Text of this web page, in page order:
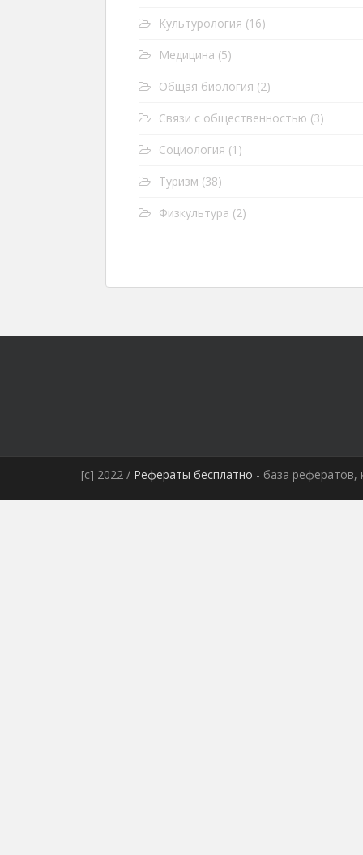
Культурология (16)
Медицина (5)
Общая биология (2)
Связи с общественностью (3)
Социология (1)
Туризм (38)
Физкультура (2)
[c] 2022 / Рефераты бесплатно - база рефератов,